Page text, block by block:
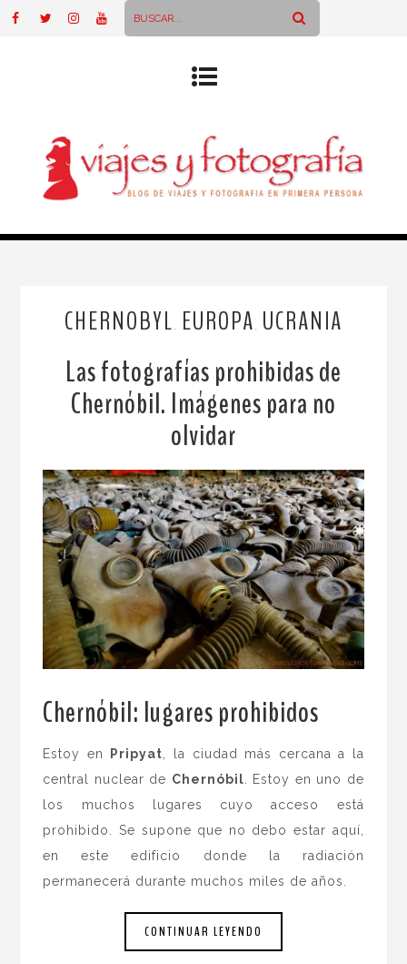
CHERNOBYL EUROPA UCRANIA
Las fotografías prohibidas de
Chernóbil. Imágenes para no
olvidar
Chernóbil: lugares prohibidos
Estoy en Pripyat, la ciudad más cercana a la
central nuclear de Chernóbil. Estoy en uno de
los muchos lugares cuyo acceso está
prohibido. Se supone que no debo estar aquí,
en este edificio donde la radiación
permanecerá durante muchos miles de años.
CONTINUAR LEYENDO